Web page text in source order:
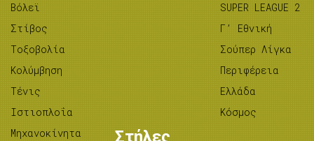
Βόλεϊ
Στίβος
Tοξοβολία
Κολύμβηση
Τένις
Ιστιοπλοΐα
Μηχανοκίνητα
SUPER LEAGUE 2
Γ’ Εθνική
Σούπερ Λίγκα
Περιφέρεια
Ελλάδα
Κόσμος
Στήλες